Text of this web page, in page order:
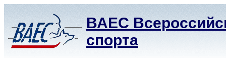
ВАЕС
спорта